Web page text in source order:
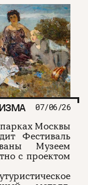
07/06/26
Москвы
Фестиваль
Музеем
с проектом